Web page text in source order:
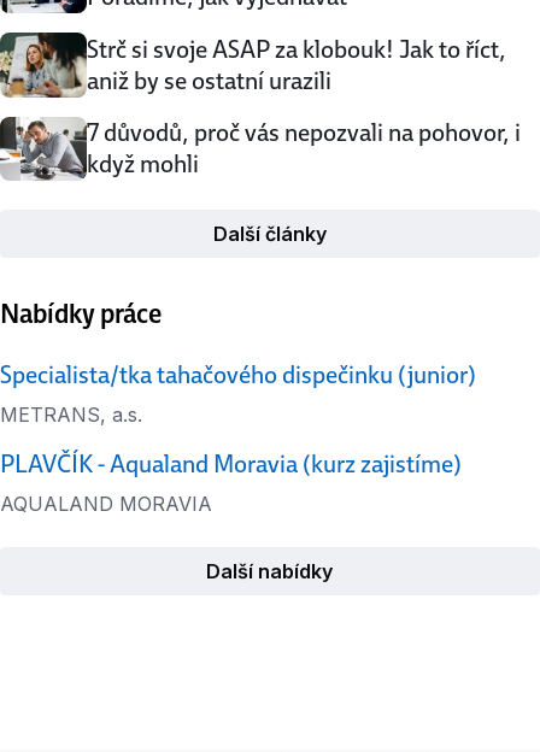
Strč si svoje ASAP za klobouk! Jak to říct,
aniž by se ostatní urazili
7 důvodů, proč vás nepozvali na pohovor, i
když mohli
Další články
Nabídky práce
Specialista/tka tahačového dispečinku (junior)
METRANS, a.s.
PLAVČÍK - Aqualand Moravia (kurz zajistíme)
AQUALAND MORAVIA
Další nabídky